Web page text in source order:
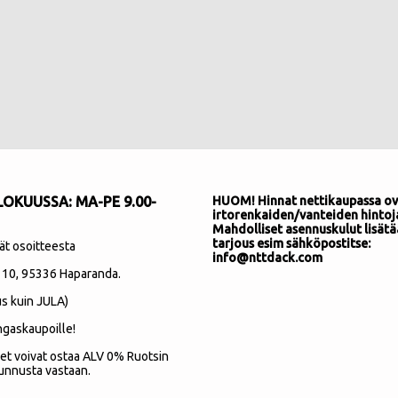
MA-PE 9.00-
osoitteesta
, 95336 Haparanda.
kuin JULA)
voivat ostaa ALV 0% Ruotsin
vastaan.
HUOM! Hinnat nettikaupassa
irtorenkaiden/vanteiden
Mahdolliset asennuskulut
tarjous esim sähköpostitse:
info@nttdack.com